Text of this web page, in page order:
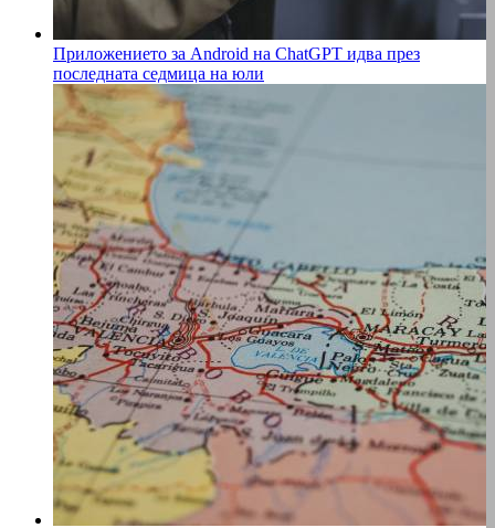
Приложението за Android на ChatGPT идва през
последната седмица на юли